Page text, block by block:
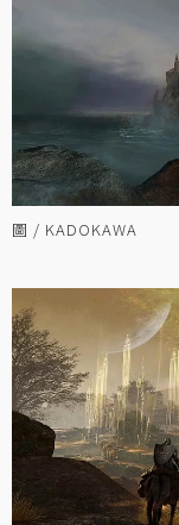
圖 / KADOKAWA